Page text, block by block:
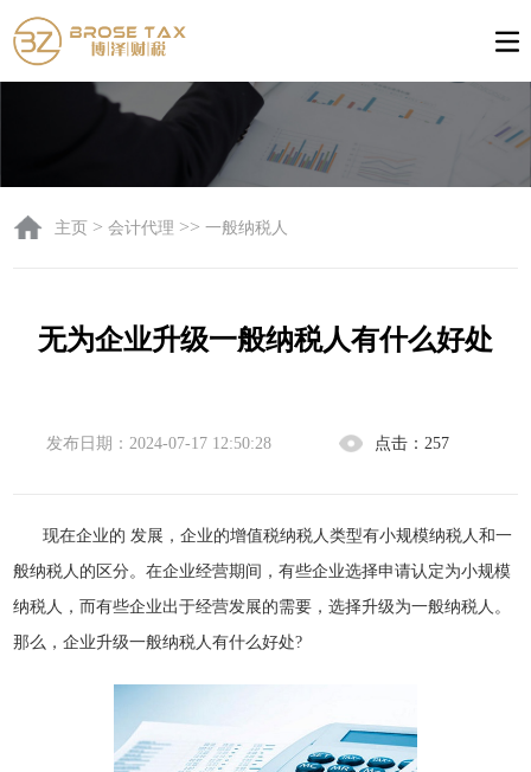
主页 >会计代理 >>一般纳税人
无为企业升级一般纳税人有什么好处
发布日期：2024-07-17 12:50:28 点击： 257
现在企业的 发展，企业的增值税纳税人类型有小规模纳税人和一
般纳税人的区分。在企业经营期间，有些企业选择申请认定为小规模
纳税人，而有些企业出于经营发展的需要，选择升级为一般纳税人。
那么，企业升级一般纳税人有什么好处?